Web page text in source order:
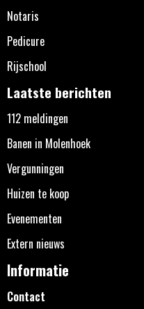
Notaris
Pedicure
Rijschool
Laatste berichten
112 meldingen
Banen in Molenhoek
Vergunningen
Huizen te koop
Evenementen
Extern nieuws
Informatie
Contact